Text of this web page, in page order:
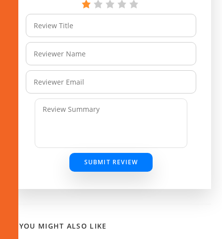
SUBMIT REVIEW
YOU MIGHT ALSO LIKE